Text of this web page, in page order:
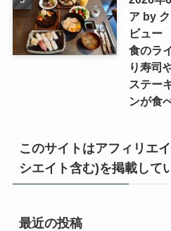
ア by
ビュー
食のラ
り寿司
ステー
ンが食
このサイトはアフィリエ
シエイト含む)を掲載して
最近の投稿